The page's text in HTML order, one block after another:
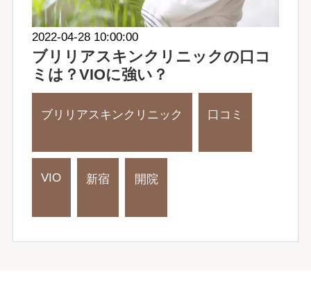
2022-04-28 10:00:00
ブリリアスキンクリニックの口コ
ミは？VIOに強い？
ブリリアスキンクリニック 口コミ
VIO 新宿 開院